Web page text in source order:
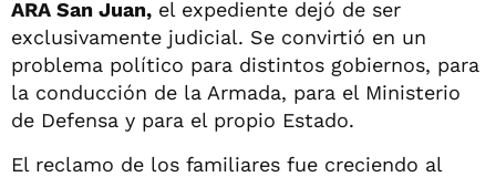
ARA San Juan, el expediente dejó de ser
exclusivamente judicial. Se convirtió en un
problema político para distintos gobiernos, para
la conducción de la Armada, para el Ministerio
de Defensa y para el propio Estado.
El reclamo de los familiares fue creciendo al